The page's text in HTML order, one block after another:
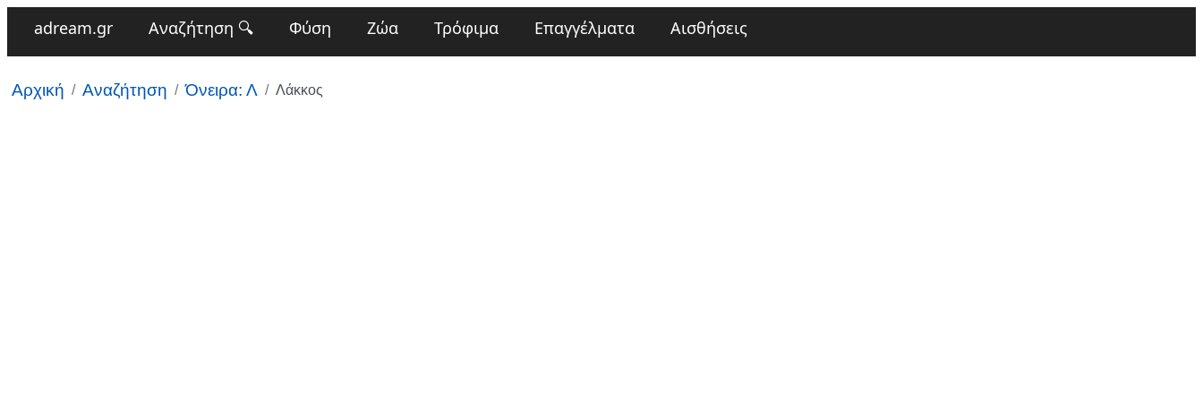
adream.gr Αναζήτηση 🔍 Φύση Ζώα Τρόφιμα Επαγγέλματα Αισθήσεις
Αρχική Αναζήτηση Όνειρα: Λ Λάκκος